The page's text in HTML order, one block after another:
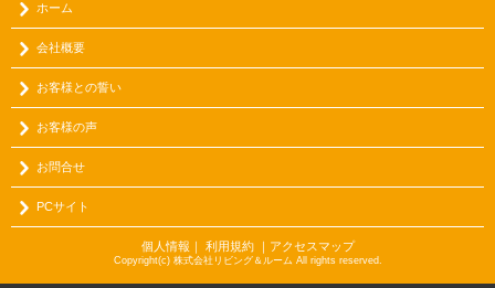
ホーム
会社概要
お客様との誓い
お客様の声
お問合せ
PCサイト
個人情報 利用規約｜ アクセスマップ
Copyright(c) 株式会社リビング＆ルーム All rights reserved.